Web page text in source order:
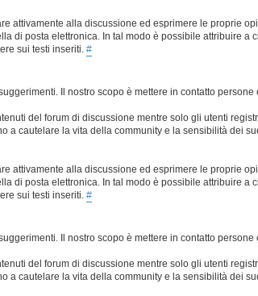
attivamente alla discussione ed esprimere le proprie
di posta elettronica. In tal modo è possibile attribuire
sui testi inseriti. #
Il nostro scopo è mettere in contatto
del forum di discussione mentre solo gli utenti
a cautelare la vita della community e la sensibilità dei
attivamente alla discussione ed esprimere le proprie
di posta elettronica. In tal modo è possibile attribuire
sui testi inseriti. #
Il nostro scopo è mettere in contatto
del forum di discussione mentre solo gli utenti
a cautelare la vita della community e la sensibilità dei